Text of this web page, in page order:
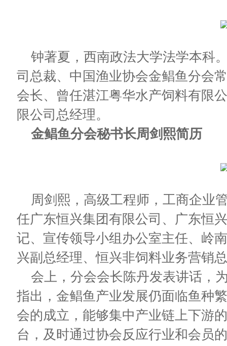
钟著夏，西南政法大学法学本科
司总裁、中国渔业协会金鲳鱼分会
会长、曾任湛江粤华水产饲料有限
限公司总经理。
金鲳鱼分会秘书长周剑熙简历
周剑熙，高级工程师，工商企业
任广东恒兴集团有限公司、广东恒
记、宣传领导小组办公室主任、岭
兴副总经理、恒兴非饲料业务营销
会上，分会会长陈丹发表讲话，
指出，金鲳鱼产业发展仍面临鱼种
会的成立，能够集中产业链上下游
台，及时通过协会反应行业和会员